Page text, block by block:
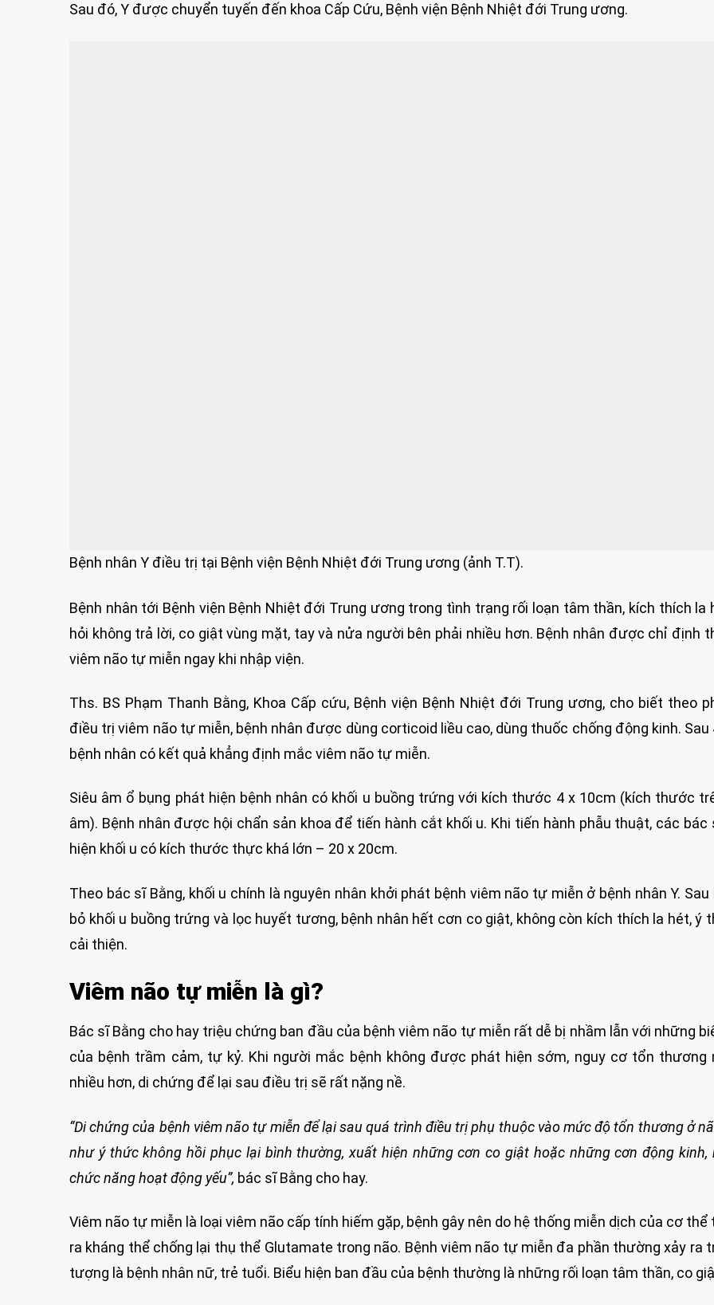
Sau đó, Y được chuyển tuyến đến khoa Cấp Cứu, Bệnh viện Bệnh Nhiệt đới Trung ương.
Bệnh nhân Y điều trị tại Bệnh viện Bệnh Nhiệt đới Trung ương (ảnh T.T).
Bệnh nhân tới Bệnh viện Bệnh Nhiệt đới Trung ương trong tình trạng rối loạn tâm thần, kích thích la
hỏi không trả lời, co giật vùng mặt, tay và nửa người bên phải nhiều hơn. Bệnh nhân được chỉ định
viêm não tự miễn ngay khi nhập viện.
Ths. BS Phạm Thanh Bằng, Khoa Cấp cứu, Bệnh viện Bệnh Nhiệt đới Trung ương, cho biết theo
điều trị viêm não tự miễn, bệnh nhân được dùng corticoid liều cao, dùng thuốc chống động kinh. Sau
bệnh nhân có kết quả khẳng định mắc viêm não tự miễn.
Siêu âm ổ bụng phát hiện bệnh nhân có khối u buồng trứng với kích thước 4 x 10cm (kích thước
âm). Bệnh nhân được hội chẩn sản khoa để tiến hành cắt khối u. Khi tiến hành phẫu thuật, các bác
hiện khối u có kích thước thực khá lớn – 20 x 20cm.
Theo bác sĩ Bằng, khối u chính là nguyên nhân khởi phát bệnh viêm não tự miễn ở bệnh nhân Y. Sau
bỏ khối u buồng trứng và lọc huyết tương, bệnh nhân hết cơn co giật, không còn kích thích la hét, ý
cải thiện.
Viêm não tự miễn là gì?
Bác sĩ Bằng cho hay triệu chứng ban đầu của bệnh viêm não tự miễn rất dễ bị nhầm lẫn với những
của bệnh trầm cảm, tự kỷ. Khi người mắc bệnh không được phát hiện sớm, nguy cơ tổn thương
nhiều hơn, di chứng để lại sau điều trị sẽ rất nặng nề.
“Di chứng của bệnh viêm não tự miễn để lại sau quá trình điều trị phụ thuộc vào mức độ tổn thương ở
như ý thức không hồi phục lại bình thường, xuất hiện những cơn co giật hoặc những cơn động kinh,
chức năng hoạt động yếu”, bác sĩ Bằng cho hay.
Viêm não tự miễn là loại viêm não cấp tính hiếm gặp, bệnh gây nên do hệ thống miễn dịch của cơ thể
ra kháng thể chống lại thụ thể Glutamate trong não. Bệnh viêm não tự miễn đa phần thường xảy ra
tượng là bệnh nhân nữ, trẻ tuổi. Biểu hiện ban đầu của bệnh thường là những rối loạn tâm thần, co